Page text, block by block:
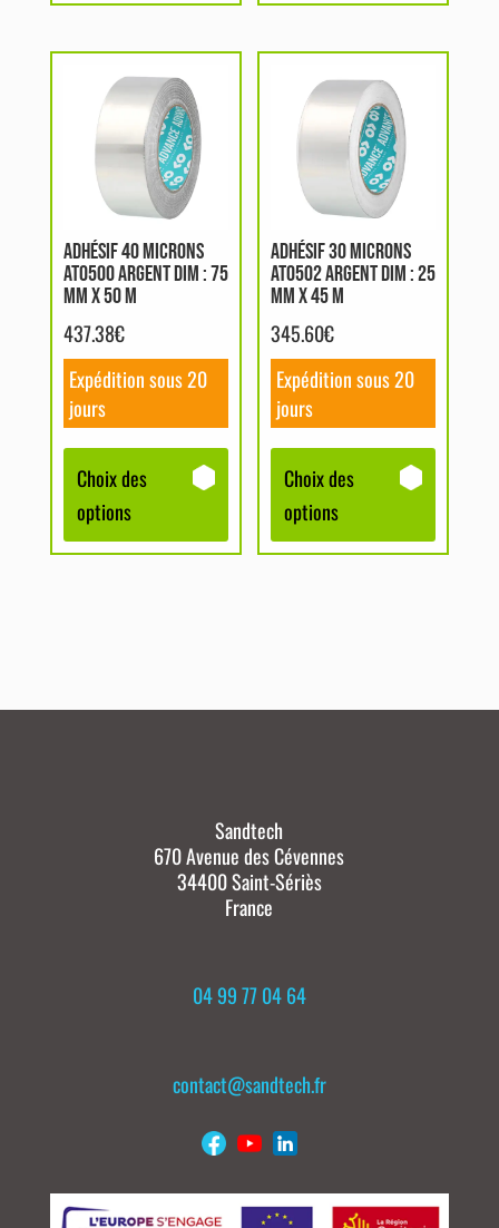
ADHÉSIF 40 MICRONS
AT0500 ARGENT DIM : 75
MM X 50 M
437.38€
Expédition sous 20
jours
Choix des
options
produit
plusieurs
variations.
options
peuvent
être
choisies
sur
la
page
du
produit
ADHÉSIF 30 MICRONS
AT0502 ARGENT DIM : 25
MM X 45 M
345.60€
Expédition sous 20
jours
Choix des
options
produit
plusieurs
variations.
options
peuvent
être
choisies
sur
la
page
du
produit
Sandtech
670 Avenue des Cévennes
34400 Saint-Sériès
France
04 99 77 04 64
contact@sandtech.fr